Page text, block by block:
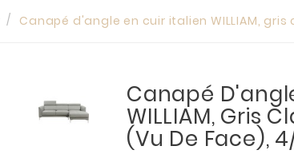
Canapé d'angle en cuir italien WILLIAM,
Canapé
WILLIAM, Gris
(vu De Face),